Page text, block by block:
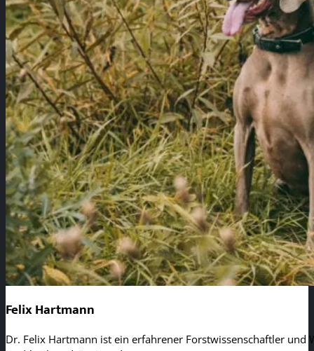
Felix Hartmann
Dr. Felix Hartmann ist ein erfahrener Forstwissenschaftler und